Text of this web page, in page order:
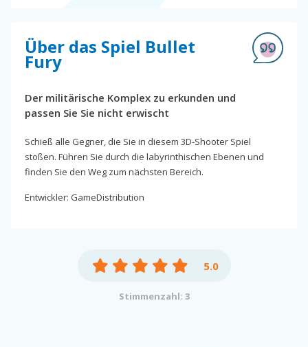
Über das Spiel Bullet
Fury
Der militärische Komplex zu erkunden und
passen Sie Sie nicht erwischt
Schieß alle Gegner, die Sie in diesem 3D-Shooter Spiel
stoßen. Führen Sie durch die labyrinthischen Ebenen und
finden Sie den Weg zum nächsten Bereich.
Entwickler: GameDistribution
5.0
Stimmenzahl: 3